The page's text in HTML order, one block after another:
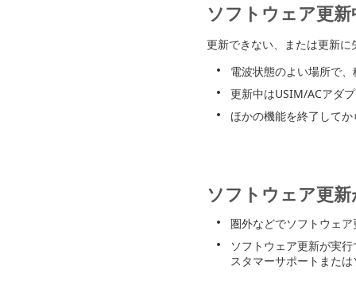
ソフトウェア更
更新できない、または更新
電波状態のよい場所で
更新中はUSIM/ACアダ
ほかの機能を終了して
ソフトウェア更
圏外などでソフトウェ
ソフトウェア更新が実
スタマーサポートまた